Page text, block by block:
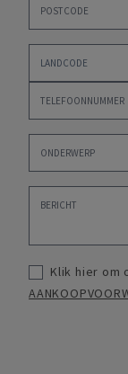
Klik hier om